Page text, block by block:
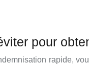
pour
rapide,